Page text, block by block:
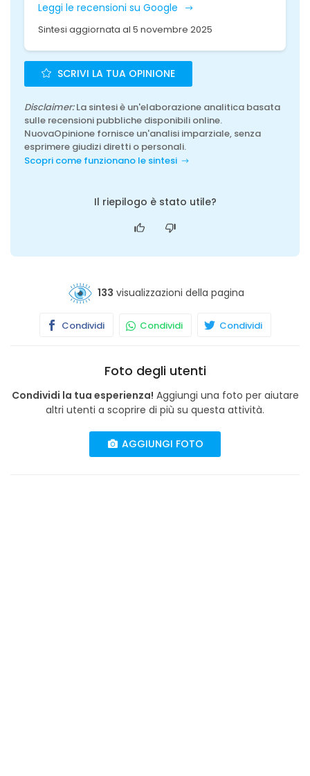
Leggi le recensioni su Google
Sintesi aggiornata al 5 novembre 2025
SCRIVI LA TUA OPINIONE
Disclaimer:La sintesi è un'elaborazione analitica basata
sulle recensioni pubbliche disponibili online.
NuovaOpinione fornisce un'analisi imparziale, senza
esprimere giudizi diretti o personali.
Scopri come funzionano le sintesi
Il riepilogo è stato utile?
133 visualizzazioni della pagina
Condividi Condividi Condividi
Foto degli utenti
Condividi la tua esperienza! Aggiungi una foto per aiutare
altri utenti a scoprire di più su questa attività.
AGGIUNGI FOTO